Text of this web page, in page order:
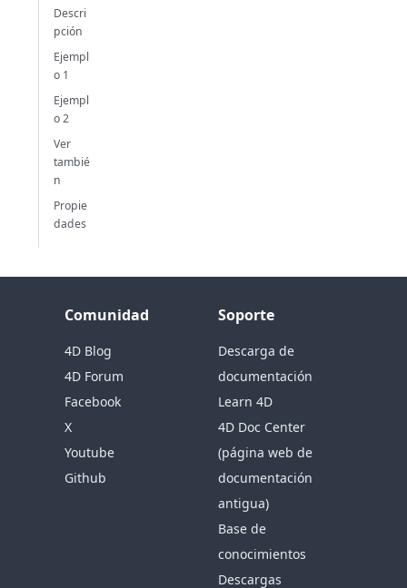
Descri
pción
Ejempl
o 1
Ejempl
o 2
Ver
tambié
n
Propie
dades
Comunidad
4D Blog
4D Forum
Facebook
X
Youtube
Github
Soporte
Descarga de
documentación
Learn 4D
4D Doc Center
(página web de
documentación
antigua)
Base de
conocimientos
Descargas